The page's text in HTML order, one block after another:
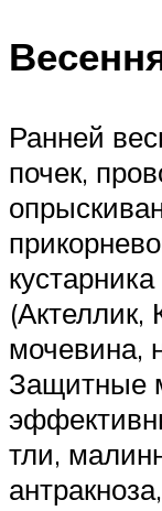
Ранней
почек,
мочевина,
Защитные
тли,